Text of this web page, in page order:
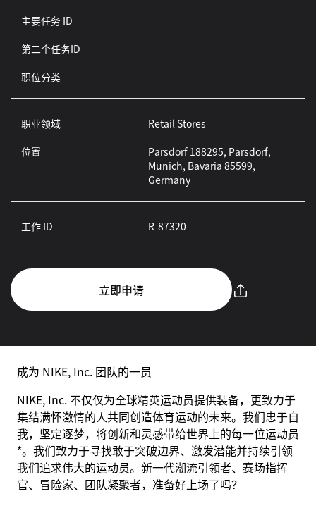
主要任务 ID
第二个任务ID
职位分类
职业领域
Retail Stores
位置
Parsdorf 188295, Parsdorf,
Munich, Bavaria 85599,
Germany
工作 ID R-87320
立即申请
成为 NIKE, Inc. 团队的一员
NIKE, Inc. 不仅仅为全球精英运动员提供装备，更致力于
集结满怀激情的人共同创造体育运动的未来。我们忠于自
我，坚定逐梦，将创新和灵感带给世界上的每一位运动员
*。我们致力于寻找敢于突破边界、激发潜能并持续引领
我们追求伟大的运动员。新一代潮流引领者、赛场指挥
官、冒险家、团队凝聚者，准备好上场了吗？